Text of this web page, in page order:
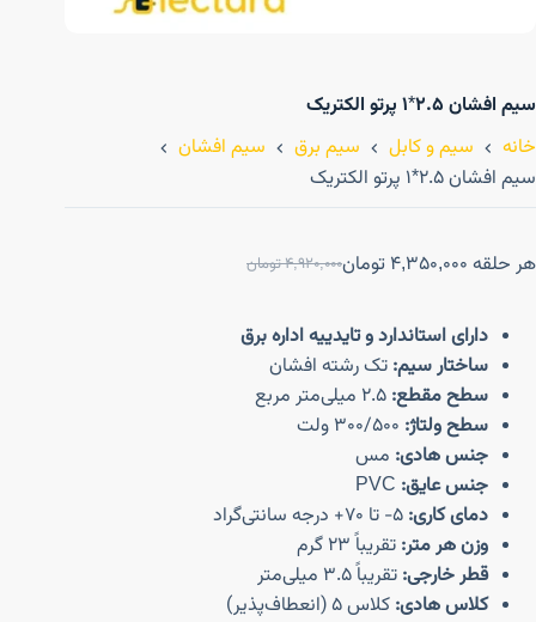
سیم افشان ۲.۵*۱ پرتو الکتریک
خانه
سیم و کابل سیم برق
سیم افشان
سیم افشان ۲.۵*۱ پرتو الکتریک
هر حلقه 4,920,000تومان 4,350,000 تومان
دارای استاندارد و تایدییه اداره برق
ساختار سیم: تک رشته افشان
سطح مقطع:
سطح ولتاژ:
جنس هادی: مس
جنس عایق:
دمای کاری:
وزن هر متر: تقریباً 23 گرم
قطر خارجی: تقریباً 3.5 میلی‌متر
کلاس هادی: کلاس 5 (انعطاف‌پذیر)